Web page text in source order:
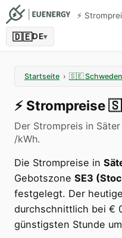
⚡️
🇩🇪DE▾
Startseite › 🇸🇪 Schweden
⚡️ Strompreise
Der Strompreis in
/kWh.
Die Strompreise in
Gebotszone SE3
festgelegt. Der
durchschnittlich bei €
günstigsten Stunde